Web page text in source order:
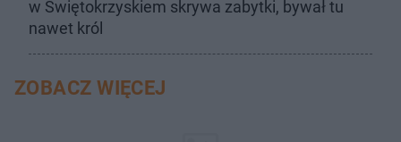
w Świętokrzyskiem skrywa zabytki, bywał tu
nawet król
ZOBACZ WIĘCEJ